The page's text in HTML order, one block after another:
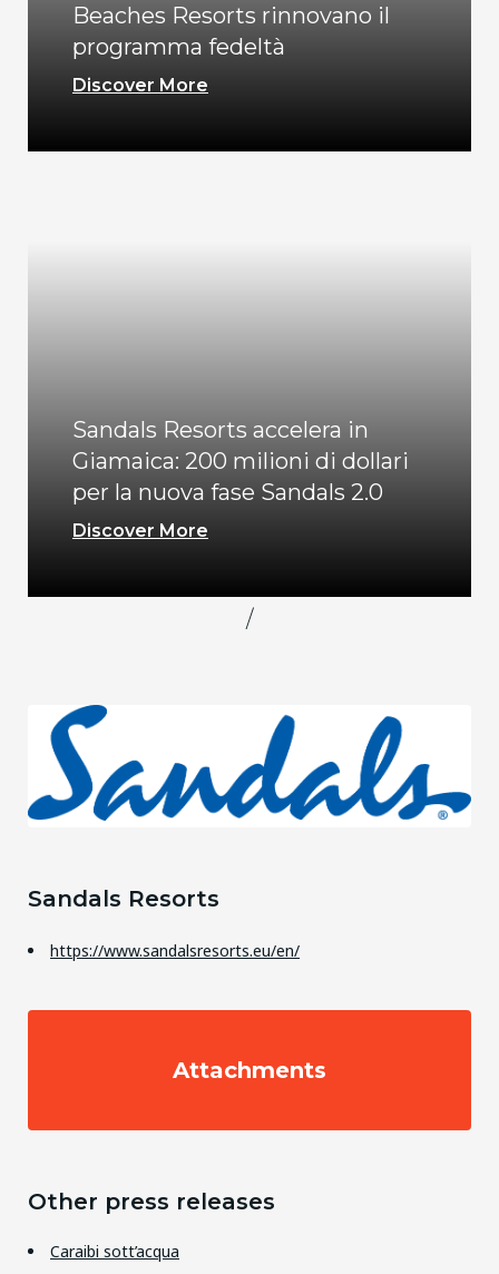
Beaches Resorts rinnovano il
programma fedeltà
Discover More
Sandals Resorts accelera in
Giamaica: 200 milioni di dollari
per la nuova fase Sandals 2.0
Discover More
/
Sandals Resorts
https://www.sandalsresorts.eu/en/
Attachments
Other press releases
Caraibi sott’acqua